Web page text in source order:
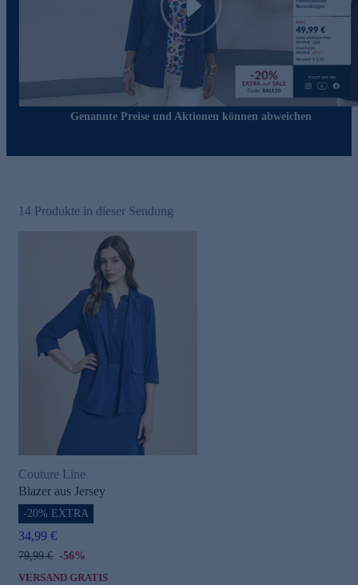
Play
Genannte Preise und Aktionen können abweichen
14 Produkte in dieser Sendung
Couture Line
Blazer aus Jersey
-20% EXTRA
34,99 €
79,99 € -56%
VERSAND GRATIS